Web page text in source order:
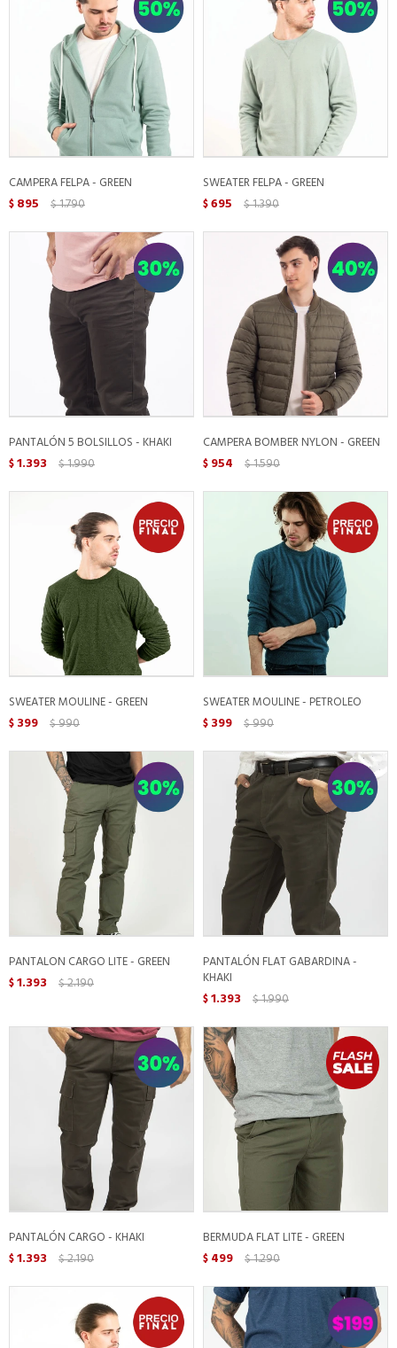
CAMPERA FELPA - GREEN
$ 895 $1.790
SWEATER FELPA - GREEN
$695 $1.390
PANTALÓN 5 BOLSILLOS - KHAKI
$1.393 $1.990
CAMPERA BOMBER NYLON - GREEN
$ 954 $1.590
SWEATER MOULINE - GREEN
$ 399 $990
SWEATER MOULINE - PETROLEO
$ 399 $990
PANTALON CARGO LITE - GREEN
$1.393 $2.190
PANTALÓN FLAT GABARDINA -
KHAKI
$1.393 $1.990
PANTALÓN CARGO - KHAKI
$1.393 $2.190
BERMUDA FLAT LITE - GREEN
$ 499 $1.290